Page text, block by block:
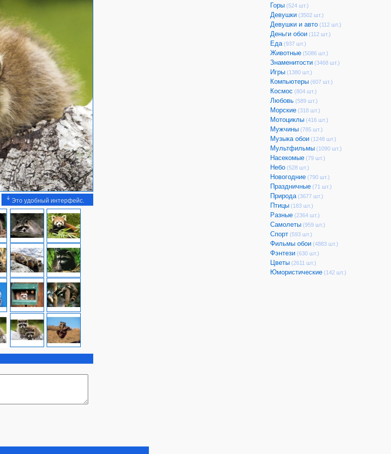
Это удобный интерфейс.
Горы (524 шт.)
Девушки (3502 шт.)
Девушки и авто (112 шт.)
Деньги обои (112 шт.)
Еда (937 шт.)
Животные (5086 шт.)
Знаменитости (3468 шт.)
Игры (1380 шт.)
Компьютеры (607 шт.)
Космос (804 шт.)
Любовь (589 шт.)
Морские (318 шт.)
Мотоциклы (416 шт.)
Мужчины (785 шт.)
Музыка обои (1248 шт.)
Мультфильмы (1090 шт.)
Насекомые (79 шт.)
Небо (528 шт.)
Новогодние (790 шт.)
Праздничные (71 шт.)
Природа (3677 шт.)
Птицы (183 шт.)
Разные (2364 шт.)
Самолеты (959 шт.)
Спорт (593 шт.)
Фильмы обои (4883 шт.)
Фэнтези (630 шт.)
Цветы (2611 шт.)
Юмористические (142 шт.)